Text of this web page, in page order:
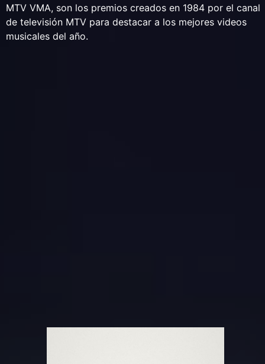
MTV VMA, son los premios creados en 1984 por el canal
de televisión MTV para destacar a los mejores videos
musicales del año.